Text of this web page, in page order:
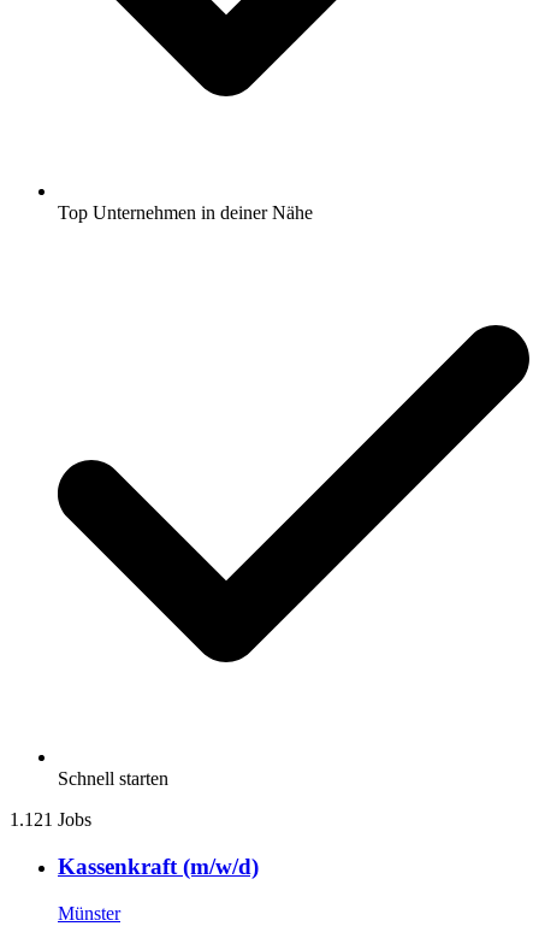
Top Unternehmen in deiner Nähe
Schnell starten
1.121 Jobs
Kassenkraft (m/w/d)
Münster